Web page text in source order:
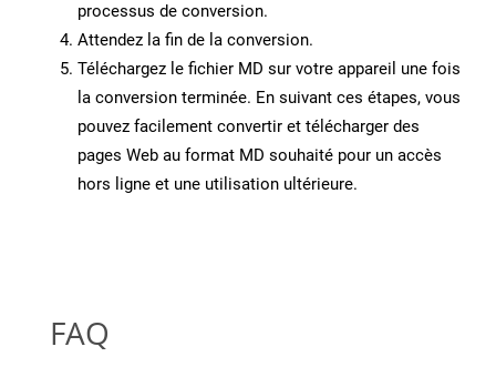
processus de conversion.
Attendez la fin de la conversion.
Téléchargez le fichier MD sur votre appareil une fois
la conversion terminée. En suivant ces étapes, vous
pouvez facilement convertir et télécharger des
pages Web au format MD souhaité pour un accès
hors ligne et une utilisation ultérieure.
FAQ